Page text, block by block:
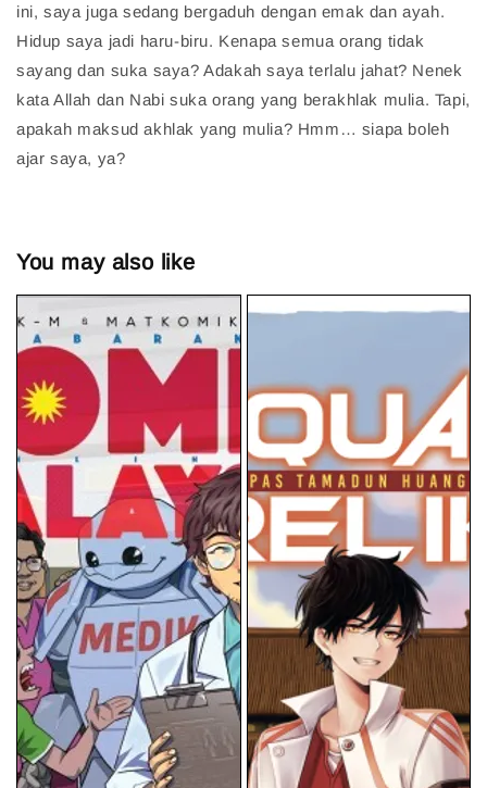
ini, saya juga sedang bergaduh dengan emak dan ayah.
Hidup saya jadi haru-biru. Kenapa semua orang tidak
sayang dan suka saya? Adakah saya terlalu jahat? Nenek
kata Allah dan Nabi suka orang yang berakhlak mulia. Tapi,
apakah maksud akhlak yang mulia? Hmm… siapa boleh
ajar saya, ya?
You may also like